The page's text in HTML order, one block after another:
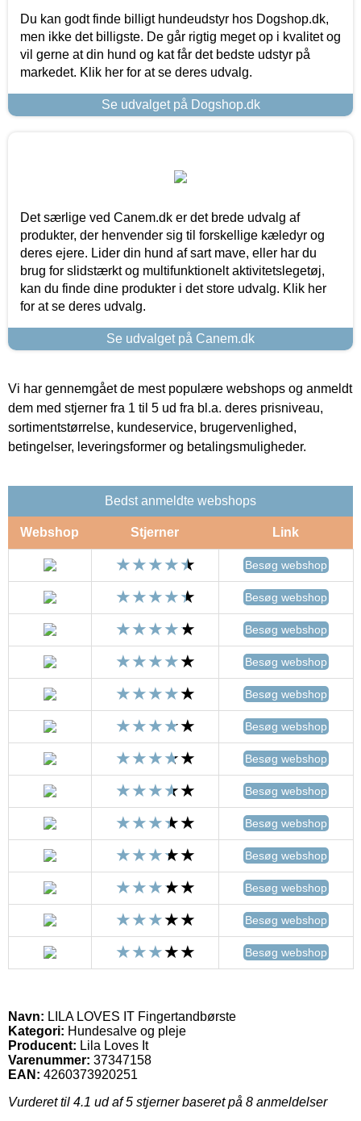
Du kan godt finde billigt hundeudstyr hos Dogshop.dk,
men ikke det billigste. De går rigtig meget op i kvalitet og
vil gerne at din hund og kat får det bedste udstyr på
markedet. Klik her for at se deres udvalg.
Se udvalget på Dogshop.dk
Det særlige ved Canem.dk er det brede udvalg af
produkter, der henvender sig til forskellige kæledyr og
deres ejere. Lider din hund af sart mave, eller har du
brug for slidstærkt og multifunktionelt aktivitetslegetøj,
kan du finde dine produkter i det store udvalg. Klik her
for at se deres udvalg.
Se udvalget på Canem.dk
Vi har gennemgået de mest populære webshops og anmeldt
dem med stjerner fra 1 til 5 ud fra bl.a. deres prisniveau,
sortimentstørrelse, kundeservice, brugervenlighed,
betingelser, leveringsformer og betalingsmuligheder.
Bedst anmeldte webshops
Webshop Stjerner Link
Besøg webshop
Besøg webshop
Besøg webshop
Besøg webshop
Besøg webshop
Besøg webshop
Besøg webshop
Besøg webshop
Besøg webshop
Besøg webshop
Besøg webshop
Besøg webshop
Besøg webshop
Navn: LILA LOVES IT Fingertandbørste
Kategori: Hundesalve og pleje
Producent: Lila Loves It
Varenummer: 37347158
EAN: 4260373920251
Vurderet til 4.1 ud af 5 stjerner baseret på 8 anmeldelser